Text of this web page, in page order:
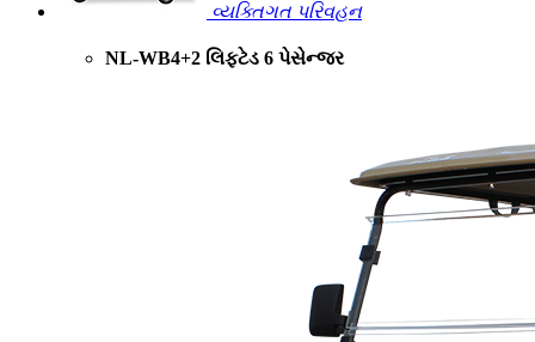
વ્યક્તિગત પરિવહન
NL-WB4+2 લિફ્ટેડ 6 પેસેન્જર